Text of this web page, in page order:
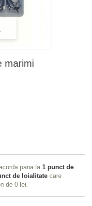
marimi
pana la 1 punct de
de loialitate care
de 0 lei